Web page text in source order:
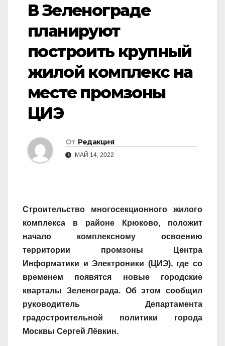
В Зеленограде
планируют
построить крупный
жилой комплекс на
месте промзоны
ЦИЭ
От Редакция
МАЙ 14, 2022
Строительство многосекционного жилого
комплекса в районе Крюково, положит
начало комплексному освоению
территории промзоны Центра
Информатики и Электроники (ЦИЭ), где со
временем появятся новые городские
кварталы Зеленограда. Об этом сообщил
руководитель Департамента
градостроительной политики города
Москвы Сергей Лёвкин.